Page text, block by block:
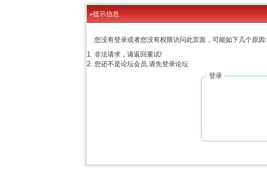
»提示信息
您没有登录或者您没有权限访问此页面，可能如下几个原因:
非法请求，请返回重试!
您还不是论坛会员,请先登录论坛
登录